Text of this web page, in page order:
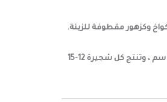
وكزهور مقطوفة للزينة.
تنوع من زهور الأستر الملكية القزمية. تم تربية هذه الأصناف في ألمانيا. الشجيرات مدمجة بطول 20-25 سم ومتفرعة بقوة وعلى شكل باقة. الأزهار مزدوجة ، قطرها 8-10 سم ، وتنتج كل شجيرة 12-15